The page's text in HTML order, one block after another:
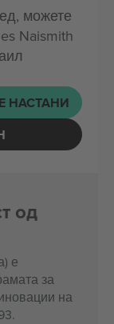
можете
Naismith
НАСТАНИ
од
е
за
на